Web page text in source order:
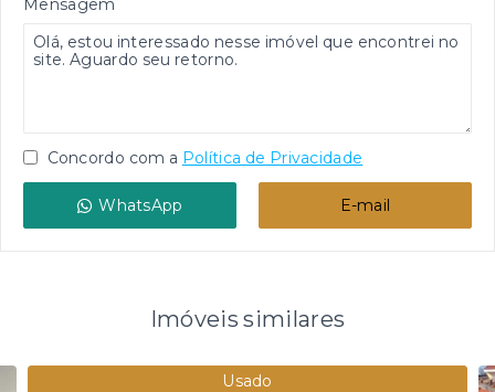
Mensagem
Concordo com a Política de Privacidade
WhatsApp E-mail
Imóveis similares
Usado